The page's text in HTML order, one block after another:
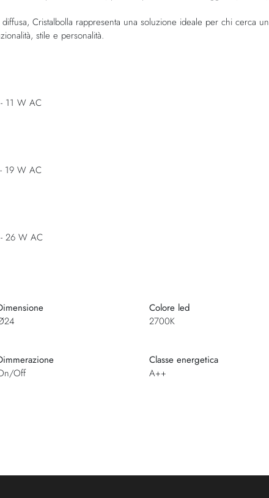
Cristalbolla rappresenta una soluzione ideale per chi cerca un
stile e personalità.
11 W AC
19 W AC
26 W AC
Colore led
2700K
Off
Classe energetica
A++